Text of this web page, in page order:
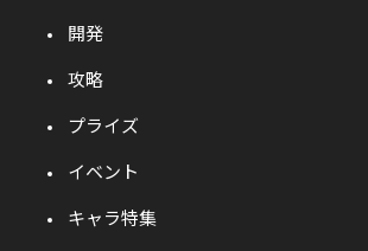
開発
攻略
プライズ
イベント
キャラ特集